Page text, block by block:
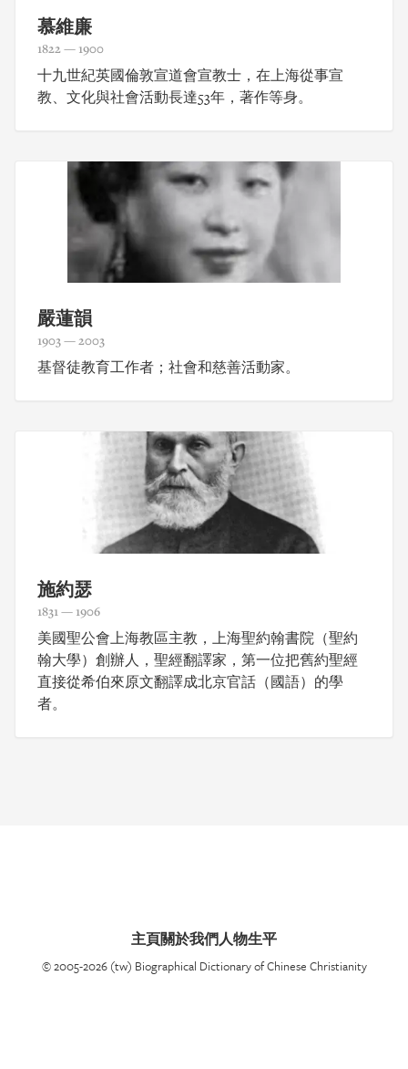
慕維廉
1822 — 1900
十九世紀英國倫敦宣道會宣教士，在上海從事宣
教、文化與社會活動長達53年，著作等身。
嚴蓮韻
1903 — 2003
基督徒教育工作者；社會和慈善活動家。
施約瑟
1831 — 1906
美國聖公會上海教區主教，上海聖約翰書院（聖約
翰大學）創辦人，聖經翻譯家，第一位把舊約聖經
直接從希伯來原文翻譯成北京官話（國語）的學
者。
主頁關於我們人物生平
© 2005-2026 (tw) Biographical Dictionary of Chinese Christianity